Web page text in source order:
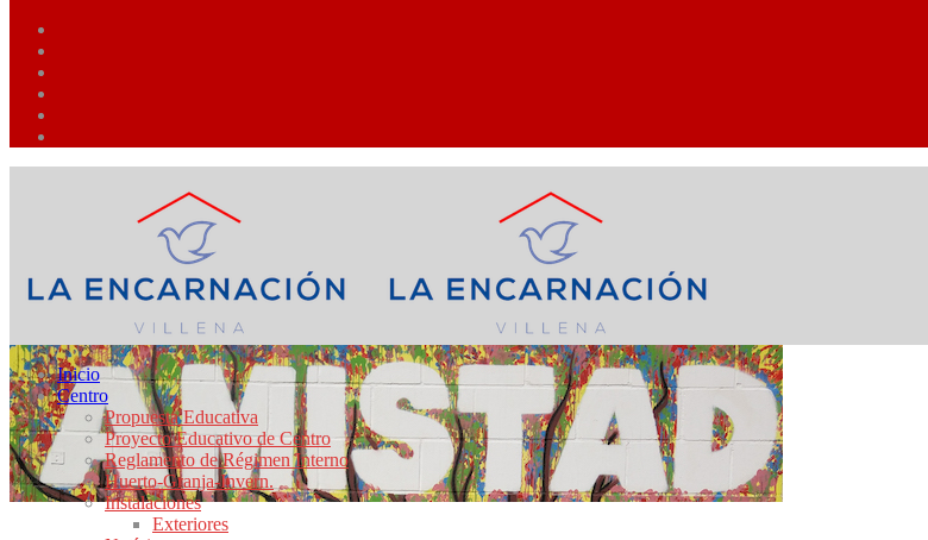
Inicio
Centro
Propuesta Educativa
Proyecto Educativo de Centro
Reglamento de Régimen Interno
Huerto-Granja-Invern.
Instalaciones
Exteriores